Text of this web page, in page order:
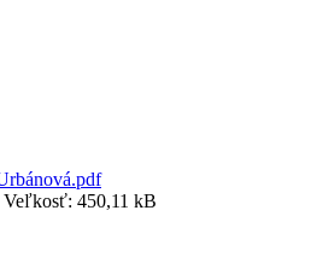
Veľkosť: 450,11 kB